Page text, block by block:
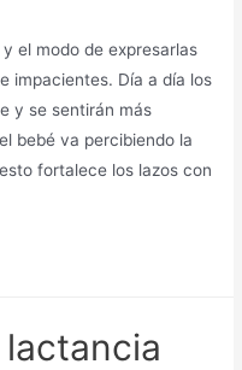
el modo de expresarlas
impacientes. Día a día los
y se sentirán más
bebé va percibiendo la
fortalece los lazos con